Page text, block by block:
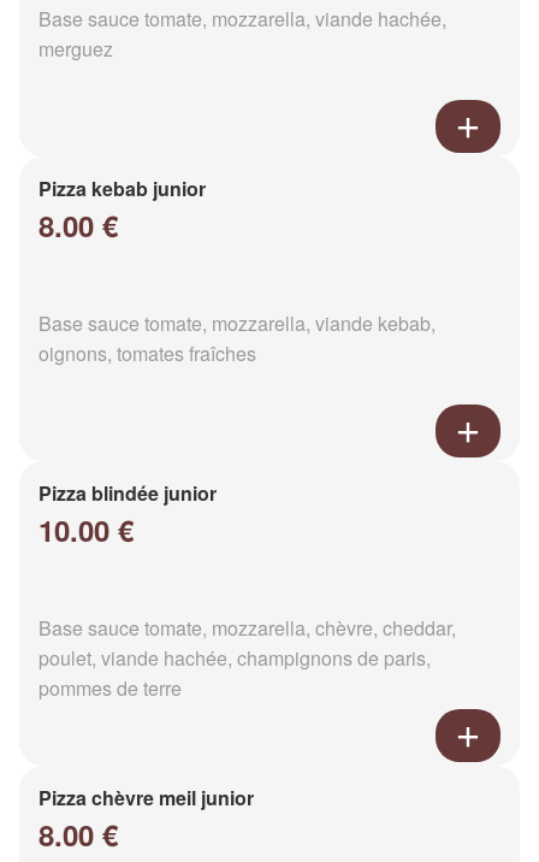
Base sauce tomate, mozzarella, viande hachée,
merguez
Pizza kebab junior
8.00 €
Base sauce tomate, mozzarella, viande kebab,
oignons, tomates fraîches
Pizza blindée junior
10.00 €
Base sauce tomate, mozzarella, chèvre, cheddar,
poulet, viande hachée, champignons de paris,
pommes de terre
Pizza chèvre meil junior
8.00 €